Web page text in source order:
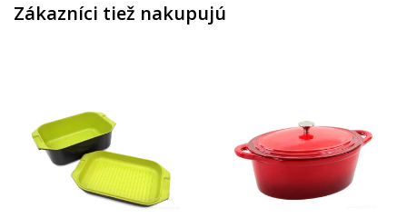
Zákazníci tiež nakupujú